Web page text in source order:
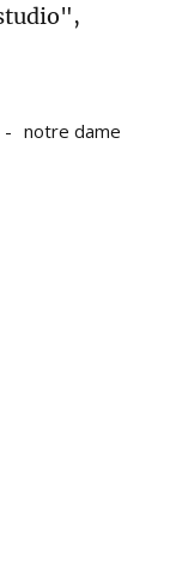
notre dame